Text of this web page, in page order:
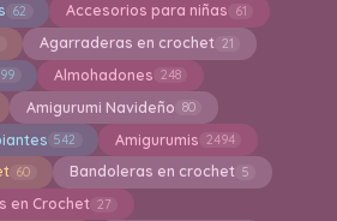
62 Accesorios para niñas 61
Agarraderas en crochet 21
99 Almohadones 248
Amigurumi Navideño 80
542 Amigurumis 2494
60 Bandoleras en crochet 5
en Crochet 27